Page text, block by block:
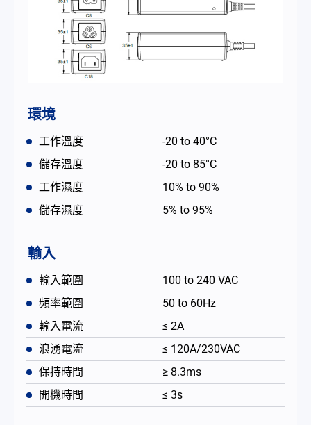
環境
工作溫度
-20 to 40°C
儲存溫度
-20 to 85°C
工作濕度
10% to 90%
儲存濕度
5% to 95%
輸入
輸入範圍
100 to 240 VAC
頻率範圍
50 to 60Hz
輸入電流
≤ 2A
浪湧電流
≤ 120A/230VAC
保持時間
≥ 8.3ms
開機時間
≤ 3s